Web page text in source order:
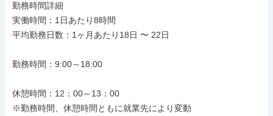
勤務時間詳細
実働時間：1日あたり8時間
平均勤務日数：1ヶ月あたり18日 〜 22日
勤務時間：9:00～18:00
休憩時間：12：00～13：00
※勤務時間、休憩時間ともに就業先により変動